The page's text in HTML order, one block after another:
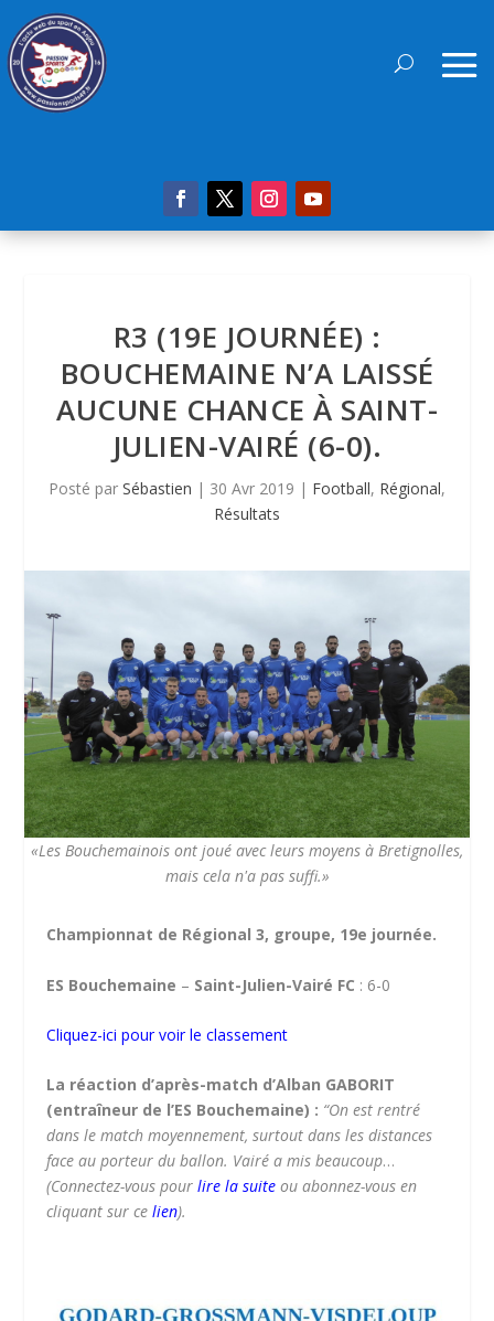
R3 (19E JOURNÉE) :
BOUCHEMAINE N’A LAISSÉ
AUCUNE CHANCE À SAINT-
JULIEN-VAIRÉ (6-0).
Posté par Sébastien | 30 Avr 2019 | Football, Régional,
Résultats
«Les Bouchemainois ont joué avec leurs moyens à Bretignolles,
mais cela n'a pas suffi.»
Championnat de Régional 3, groupe, 19e journée.
ES Bouchemaine – Saint-Julien-Vairé FC : 6-0
Cliquez-ici pour voir le classement
La réaction d’après-match d’Alban GABORIT
(entraîneur de l’ES Bouchemaine) : “On est rentré
dans le match moyennement, surtout dans les distances
face au porteur du ballon. Vairé a mis beaucoup…
(Connectez-vous pourlire la suite ou abonnez-vous en
cliquant sur celien).